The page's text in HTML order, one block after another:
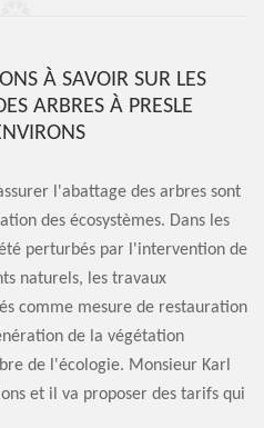
À SAVOIR SUR LES
ARBRES À PRESLE
l'abattage des arbres sont
des écosystèmes. Dans les
perturbés par l'intervention de
naturels, les travaux
comme mesure de restauration
de la végétation
de l'écologie. Monsieur Karl
et il va proposer des tarifs qui